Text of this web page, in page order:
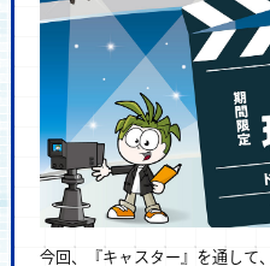
今回、『キャスター』を通して